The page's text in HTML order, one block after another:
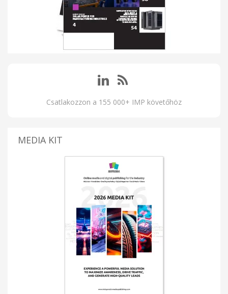
Csatlakozzon a 155 000+ IMP követőhöz
MEDIA KIT